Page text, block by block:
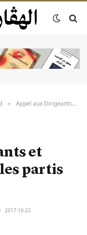
» Appel aux Dirigeants et Militants de tous les partis d’opposition
et
partis
2017-10-22